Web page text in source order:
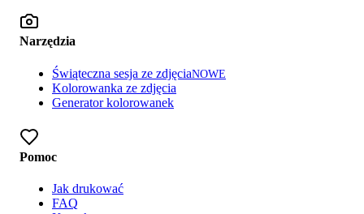
Narzędzia
Świąteczna sesja ze zdjęciaNOWE
Kolorowanka ze zdjęcia
Generator kolorowanek
Pomoc
Jak drukować
FAQ